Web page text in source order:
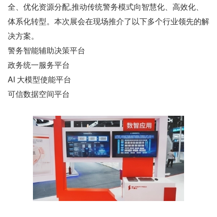
全、优化资源分配,推动传统警务模式向智慧化、高效化、
体系化转型。本次展会在现场推介了以下多个行业领先的解
决方案。
警务智能辅助决策平台
政务统一服务平台
AI 大模型使能平台
可信数据空间平台